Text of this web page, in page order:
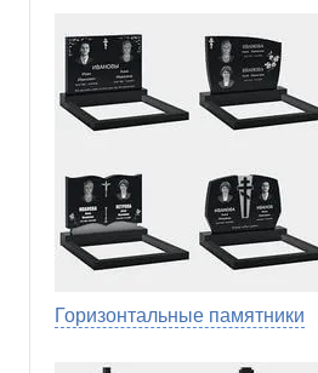
Горизонтальные памятники